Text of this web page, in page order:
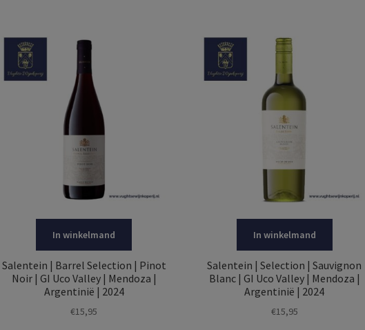
In winkelmand
Salentein | Barrel Selection | Pinot
Noir | GI Uco Valley | Mendoza |
Argentinië | 2024
€15,95
In winkelmand
Salentein | Selection | Sauvignon
Blanc | GI Uco Valley | Mendoza |
Argentinië | 2024
€15,95